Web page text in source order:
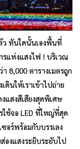
ทันใดนั้นเองพื้นที่
รแห่งแสงไฟ ! บริเวณ
8,000 ตารางเมตรถูก
นให้เราเข้าไปถ่าย
แสงสีเสียงสุดพิเศษ
ช้จอ LED ที่ใหญ่ที่สุด
อร์พร้อมกับบรรเลง
องแสงระยิบระยับไป